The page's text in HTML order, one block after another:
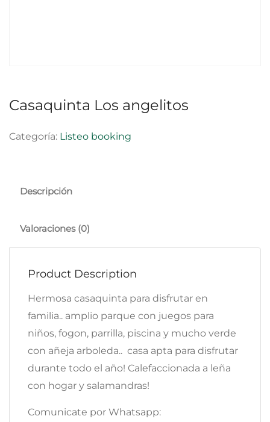
Casaquinta Los angelitos
Categoría: Listeo booking
Descripción
Valoraciones (0)
Product Description
Hermosa casaquinta para disfrutar en
familia.. amplio parque con juegos para
niños, fogon, parrilla, piscina y mucho verde
con añeja arboleda.. casa apta para disfrutar
durante todo el año! Calefaccionada a leña
con hogar y salamandras!
Comunicate por Whatsapp: